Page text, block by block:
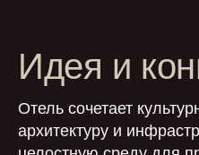
Идея и
Отель сочетает
архитектуру и